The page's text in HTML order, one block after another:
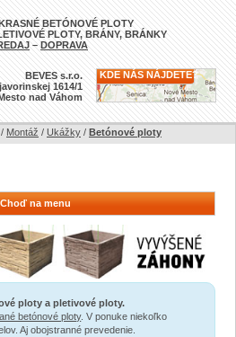
BETÓNOVÉ PLOTY
PLOTY, BRÁNY, BRÁNKY
–DOPRAVA
KDE NÁS NÁJDETE?
BEVES s.r.o.
1614/1
nad Váhom
/ Montáž / Ukážky / Betónové ploty
Choď na menu
ploty a pletivové ploty.
betónové ploty. V ponuke niekoľko
Aj obojstranné prevedenie.